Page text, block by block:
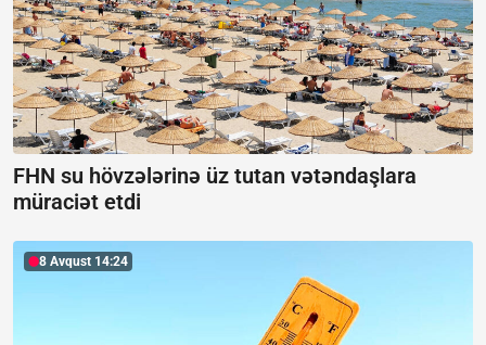
FHN su hövzələrinə üz tutan vətəndaşlara
müraciət etdi
8 Avqust 14:24